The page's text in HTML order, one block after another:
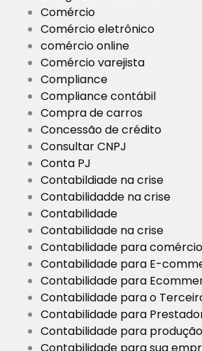
Comércio
Comércio eletrônico
comércio online
Comércio varejista
Compliance
Compliance contábil
Compra de carros
Concessão de crédito
Consultar CNPJ
Conta PJ
Contabildiade na crise
Contabilidadde na crise
Contabilidade
Contabilidade na crise
Contabilidade para comércio
Contabilidade para E-
Contabilidade para
Contabilidade para o
Contabilidade para
Contabilidade para